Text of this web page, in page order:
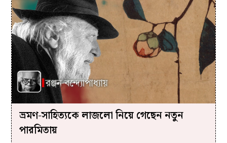
ভ্রমণ-সাহিত্যকে লাজলো নিয়ে গেছেন নতুন
পারমিতায়